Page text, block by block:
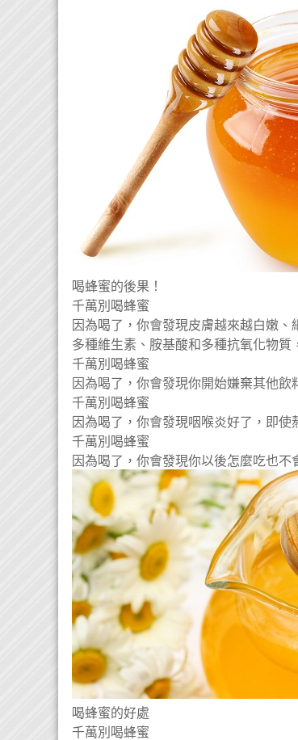
喝蜂蜜的後果！
千萬別喝蜂蜜
因為喝了，你會發現皮膚越來越白嫩
多種維生素、胺基酸和多種抗氧化物質
千萬別喝蜂蜜
因為喝了，你會發現你開始嫌棄其他
千萬別喝蜂蜜
因為喝了，你會發現咽喉炎好了，即
千萬別喝蜂蜜
因為喝了，你會發現你以後怎麼吃也
喝蜂蜜的好處
千萬別喝蜂蜜